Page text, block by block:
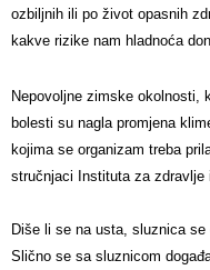
ozbiljnih ili po život opasnih
kakve rizike nam hladnoća
Nepovoljne zimske okolnosti,
bolesti su nagla promjena
kojima se organizam treba
stručnjaci Instituta za zdravlje
Diše li se na usta, sluznica
Slično se sa sluznicom